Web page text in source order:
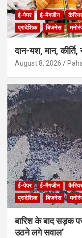
ई-पेपर ई-मैगजीन कैरियर
प्रादेशिक
बिजनेस
दान-यश, मान,
August 8, 2026
ई-पेपर ई-मैगजीन कैरियर
प्रादेशिक
बिजनेस
बारिश के बाद सड़क पर
उठने लगे सवाल’